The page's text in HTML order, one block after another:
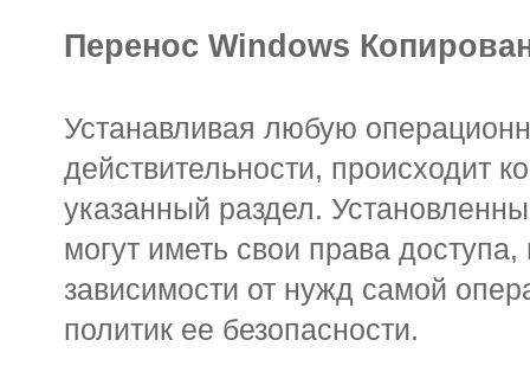
Перенос Windows
Устанавливая любую
действительности, происходит
указанный раздел.
могут иметь свои права
зависимости от нужд самой
политик ее безопасности.